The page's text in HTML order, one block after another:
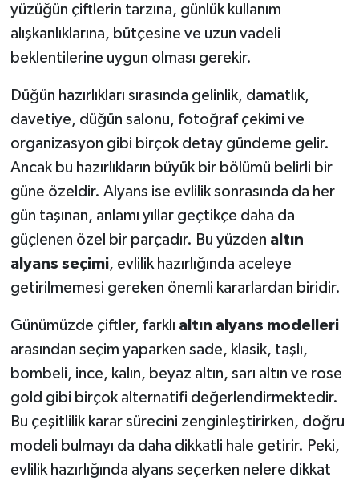
yüzüğün çiftlerin tarzına, günlük kullanım
alışkanlıklarına, bütçesine ve uzun vadeli
beklentilerine uygun olması gerekir.
Düğün hazırlıkları sırasında gelinlik, damatlık,
davetiye, düğün salonu, fotoğraf çekimi ve
organizasyon gibi birçok detay gündeme gelir.
Ancak bu hazırlıkların büyük bir bölümü belirli bir
güne özeldir. Alyans ise evlilik sonrasında da her
gün taşınan, anlamı yıllar geçtikçe daha da
güçlenen özel bir parçadır. Bu yüzden altın
alyans seçimi, evlilik hazırlığında aceleye
getirilmemesi gereken önemli kararlardan biridir.
Günümüzde çiftler, farklı altın alyans modelleri
arasından seçim yaparken sade, klasik, taşlı,
bombeli, ince, kalın, beyaz altın, sarı altın ve rose
gold gibi birçok alternatifi değerlendirmektedir.
Bu çeşitlilik karar sürecini zenginleştirirken, doğru
modeli bulmayı da daha dikkatli hale getirir. Peki,
evlilik hazırlığında alyans seçerken nelere dikkat